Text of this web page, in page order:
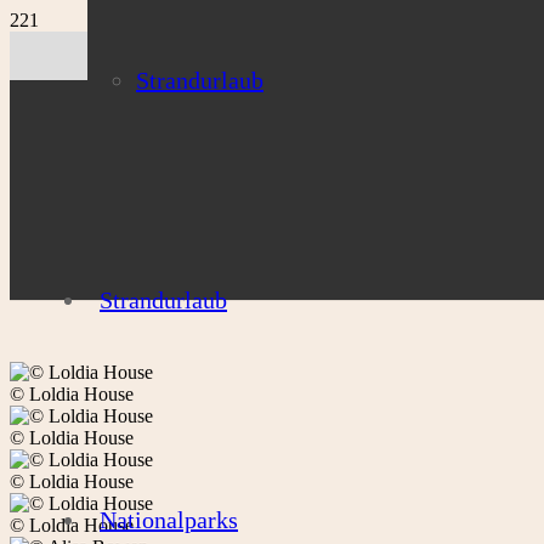
Strandurlaub
Strandurlaub
Nationalparks
© Loldia House
© Loldia House
© Loldia House
© Loldia House